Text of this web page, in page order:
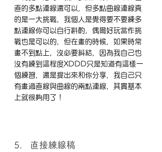
直的多點連線還可以，但多點曲線連線真
的是一大挑戰，我個人是覺得要不要練多
點連線你可以自行斟酌，偶爾好玩當作挑
戰也是可以的，但在畫的時候，如果時常
畫不到點上，沒必要糾結，因為我自己也
沒有練到這程度XDDD只是知道有這樣一
個練習，還是提出來和你分享，我自己只
有畫過直線與曲線的兩點連線，其實基本
上就很夠用了！
5.   直接練線稿